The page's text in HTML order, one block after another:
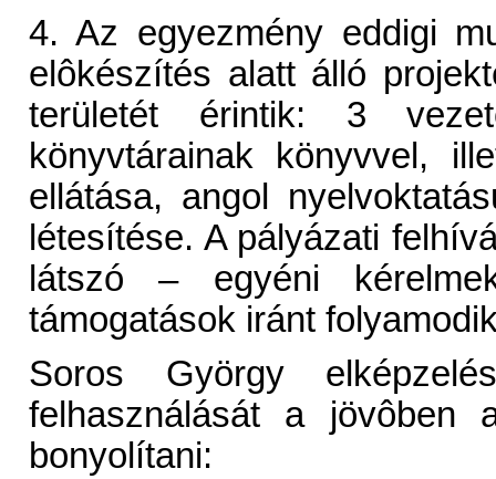
4. Az egyezmény eddigi
elôkészítés alatt álló
területét érintik: 3
könyvtárainak könyvvel,
ellátása, angol
létesítése. A pályázati
látszó – egyéni
támogatások iránt
Soros György
felhasználását a jövôben
bonyolítani: